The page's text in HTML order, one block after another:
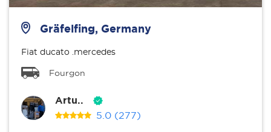
Gräfelfing, Germany
Fiat ducato .mercedes
Fourgon
Artu..
5.0 (277)